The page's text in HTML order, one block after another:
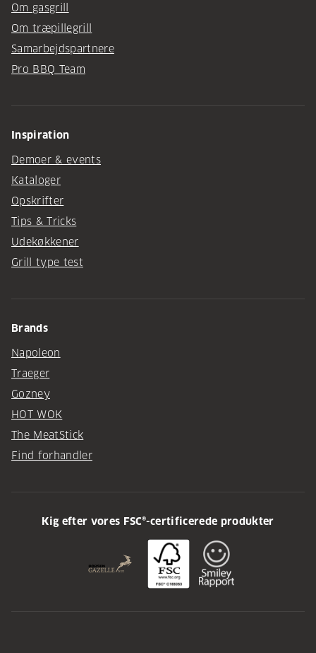
Om gasgrill
Om træpillegrill
Samarbejdspartnere
Pro BBQ Team
Inspiration
Demoer & events
Kataloger
Opskrifter
Tips & Tricks
Udekøkkener
Grill type test
Brands
Napoleon
Traeger
Gozney
HOT WOK
The MeatStick
Find forhandler
Kig efter vores FSC®-certificerede produkter